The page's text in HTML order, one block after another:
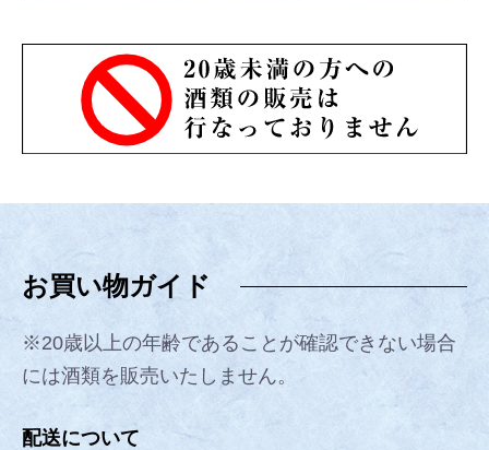
お買い物ガイド
※20歳以上の年齢であることが確認できない場合
には酒類を販売いたしません。
配送について